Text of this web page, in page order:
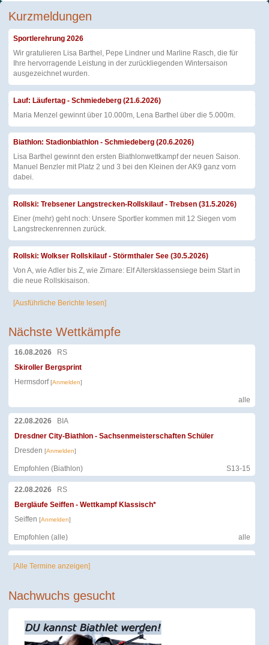
Kurzmeldungen
Sportlerehrung 2026
Wir gratulieren Lisa Barthel, Pepe Lindner und Marline Rasch, die für
Ihre hervorragende Leistung in der zurückliegenden Wintersaison
ausgezeichnet wurden.
Lauf: Läufertag - Schmiedeberg (21.6.2026)
Maria Menzel gewinnt über 10.000m, Lena Barthel über die 5.000m.
Biathlon: Stadionbiathlon - Schmiedeberg (20.6.2026)
Lisa Barthel gewinnt den ersten Biathlonwettkampf der neuen Saison.
Manuel Benzler mit Platz 2 und 3 bei den Kleinen der AK9 ganz vorn
dabei.
Rollski: Trebsener Langstrecken-Rollskilauf - Trebsen (31.5.2026)
Einer (mehr) geht noch: Unsere Sportler kommen mit 12 Siegen vom
Langstreckenrennen zurück.
Rollski: Wolkser Rollskilauf - Störmthaler See (30.5.2026)
Von A, wie Adler bis Z, wie Zimare: Elf Altersklassensiege beim Start in
die neue Rollskisaison.
[Ausführliche Berichte lesen]
Nächste Wettkämpfe
16.08.2026RS
Skiroller Bergsprint
Hermsdorf[Anmelden]
alle
22.08.2026BIA
Dresdner City-Biathlon - Sachsenmeisterschaften Schüler
Dresden [Anmelden]
Empfohlen (Biathlon) S13-15
22.08.2026RS
Bergläufe Seiffen - Wettkampf Klassisch*
Seiffen [Anmelden]
Empfohlen (alle) alle
23.08.2026RS
Bergläufe Seiffen - Wettkampf Skate*
[Alle Termine anzeigen]
Nachwuchs gesucht